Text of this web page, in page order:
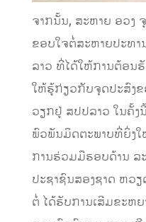
ຈາກນັ້ນ, ສະຫາຍ ອວງ
ຂອບໃຈຕໍ່ສະຫາຍປະທາ
ລາວ ທີ່ໄດ້ໃຫ້ການຕ້ອນ
ໃຫ້ຮູ້ກ່ຽວກັບຈຸດປະສົງຂ
ວຽກຢູ່ ສປປລາວ ໃນຄັ້
ພົວພັນມິດຕະພາບທີ່ຍິ່ງ
ການຮ່ວມມືຮອບດ້ານ ລ
ປະຊາຊົນສອງຊາດ ຫວ
ຕໍ່ ໄດ້ຮັບການເສີມຂະຫຍ